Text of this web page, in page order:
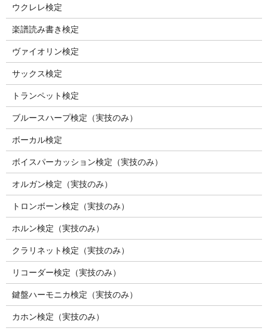
ウクレレ検定
楽譜読み書き検定
ヴァイオリン検定
サックス検定
トランペット検定
ブルースハープ検定（実技のみ）
ボーカル検定
ボイスパーカッション検定（実技のみ）
オルガン検定（実技のみ）
トロンボーン検定（実技のみ）
ホルン検定（実技のみ）
クラリネット検定（実技のみ）
リコーダー検定（実技のみ）
鍵盤ハーモニカ検定（実技のみ）
カホン検定（実技のみ）